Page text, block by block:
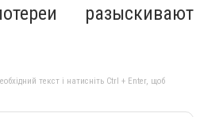
разыскивают
текст і натисніть Ctrl + Enter, щоб